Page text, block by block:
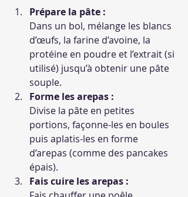
Prépare la pâte :
Dans un bol, mélange les blancs
d’œufs, la farine d’avoine, la
protéine en poudre et l’extrait (si
utilisé) jusqu’à obtenir une pâte
souple.
Forme les arepas :
Divise la pâte en petites
portions, façonne-les en boules
puis aplatis-les en forme
d’arepas (comme des pancakes
épais).
Fais cuire les arepas :